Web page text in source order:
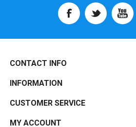
CONTACT INFO
INFORMATION
CUSTOMER SERVICE
MY ACCOUNT